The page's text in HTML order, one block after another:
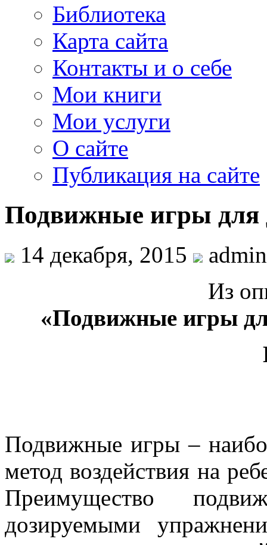
Библиотека
Карта сайта
Контакты и о себе
Мои книги
Мои услуги
О сайте
Публикация на сайте
Подвижные игры для
14 декабря, 2015
admin
Из
«Подвижные игры
Подвижные игры –
метод воздействия на
Преимущество
дозируемыми